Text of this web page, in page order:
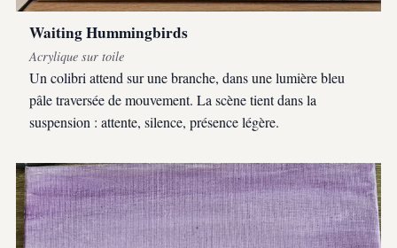
Waiting Hummingbirds
Acrylique sur toile
Un colibri attend sur une branche, dans une lumière bleu
pâle traversée de mouvement. La scène tient dans la
suspension : attente, silence, présence légère.